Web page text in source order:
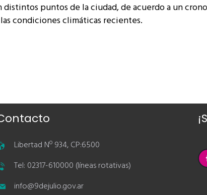
puntos de la ciudad, de acuerdo a un
condiciones climáticas recientes.
Libertad Nº 934, CP:6500
Tel: 02317-610000 (líneas rotativas)
info@9dejulio.gov.ar